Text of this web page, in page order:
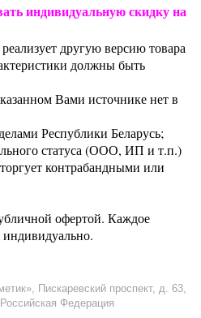
индивидуальную скидку на
другую версию товара
должны быть
Вами источнике нет в
Республики Беларусь;
статуса (ООО, ИП и т.п.)
контрабандными или
офертой. Каждое
индивидуально.
Пискаревский проспект, д. 63,
Федерация